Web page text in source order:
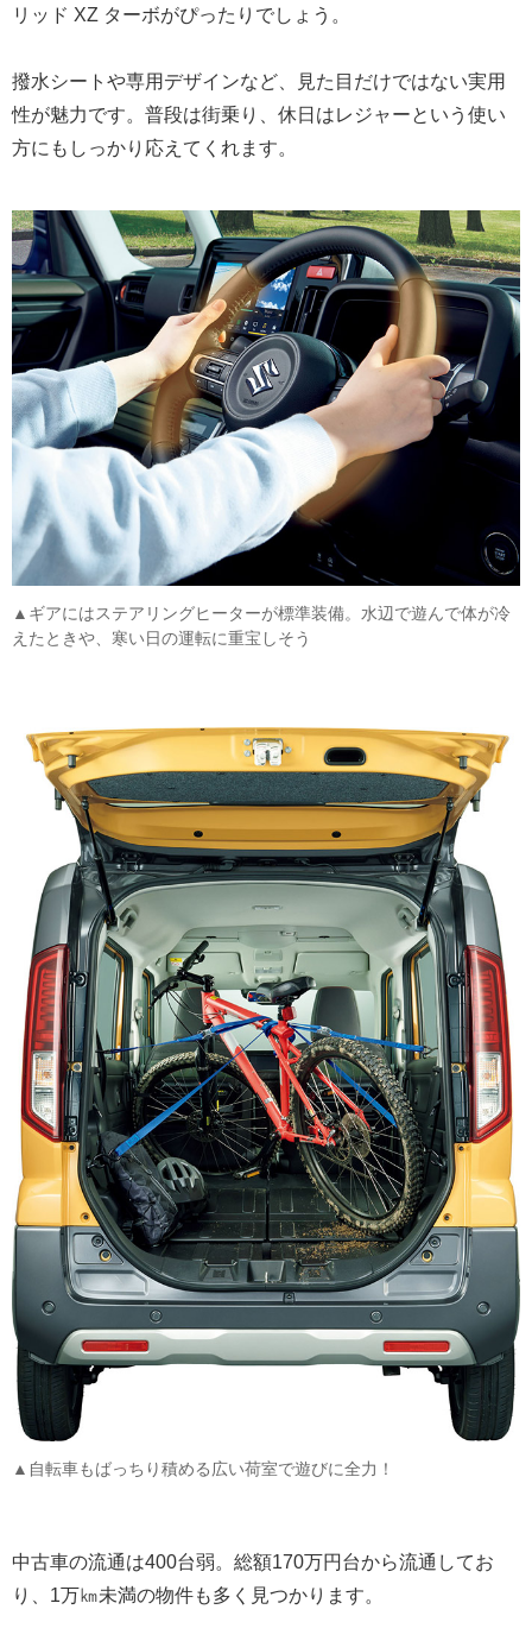
リッド XZ ターボがぴったりでしょう。
撥水シートや専用デザインなど、見た目だけではない実用
性が魅力です。普段は街乗り、休日はレジャーという使い
方にもしっかり応えてくれます。
▲ギアにはステアリングヒーターが標準装備。水辺で遊んで体が冷
えたときや、寒い日の運転に重宝しそう
▲自転車もばっちり積める広い荷室で遊びに全力！
中古車の流通は400台弱。総額170万円台から流通してお
り、1万㎞未満の物件も多く見つかります。